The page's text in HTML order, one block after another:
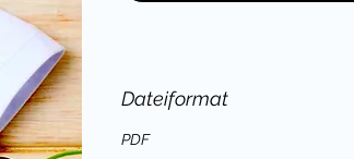
Dateiformat
PDF